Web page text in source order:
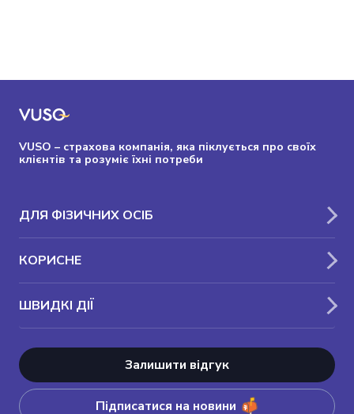
VUSO – страхова компанія, яка піклується про своїх
клієнтів та розуміє їхні потреби
ДЛЯ ФІЗИЧНИХ ОСІБ
КОРИСНЕ
ШВИДКІ ДІЇ
Залишити відгук
Підписатися на новини